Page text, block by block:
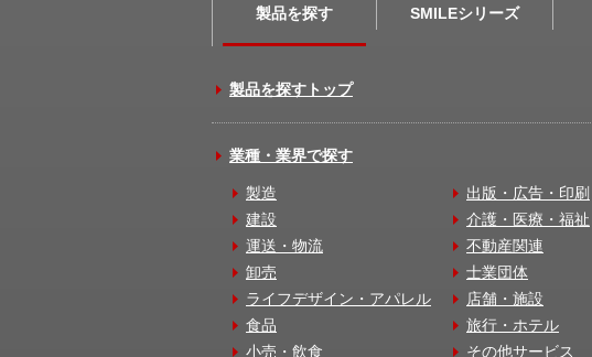
製品を探す SMILEシリーズ
製品を探すトップ
業種・業界で探す
製造
建設
運送・物流
卸売
ライフデザイン・アパレル
食品
小売・飲食
出版・広告・印刷
介護・医療・福祉
不動産関連
士業団体
店舗・施設
旅行・ホテル
その他サービス